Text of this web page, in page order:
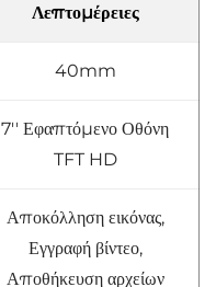
Λεπτομέρειες
40mm
7'' Εφαπτόμενο Οθόνη
TFT HD
Αποκόλληση εικόνας,
Εγγραφή βίντεο,
Αποθήκευση αρχείων